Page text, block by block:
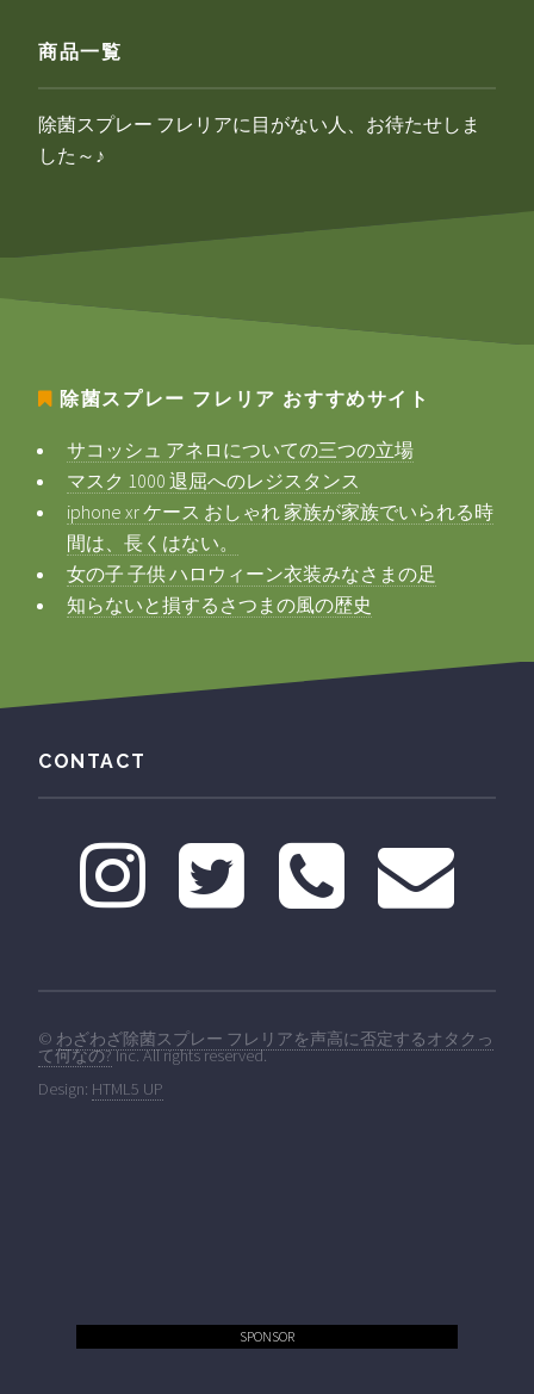
商品一覧
除菌スプレー フレリアに目がない人、お待たせしま
した～♪
除菌スプレー フレリア おすすめサイト
サコッシュ アネロについての三つの立場
マスク 1000 退屈へのレジスタンス
iphone xr ケース おしゃれ 家族が家族でいられる時
間は、長くはない。
女の子 子供 ハロウィーン衣装みなさまの足
知らないと損するさつまの風の歴史
CONTACT
© わざわざ除菌スプレー フレリアを声高に否定するオタクっ
て何なの?Inc. All rights reserved.
Design: HTML5 UP
SPONSOR